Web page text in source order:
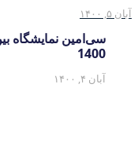
آبان ۵, ۱۴۰۰
سی‌امین نمایشگاه
1400
آبان ۴, ۱۴۰۰